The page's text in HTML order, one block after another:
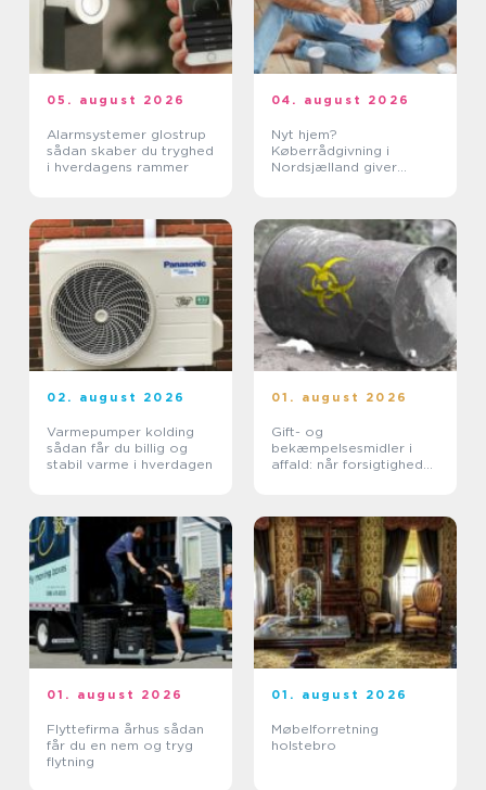
05. august 2026
Alarmsystemer glostrup
sådan skaber du tryghed
i hverdagens rammer
04. august 2026
Nyt hjem?
Køberrådgivning i
Nordsjælland giver
02. august 2026
Varmepumper kolding
sådan får du billig og
stabil varme i hverdagen
01. august 2026
Gift- og
bekæmpelsesmidler i
affald: når forsigtighed
01. august 2026
Flyttefirma århus sådan
får du en nem og tryg
flytning
01. august 2026
Møbelforretning
holstebro